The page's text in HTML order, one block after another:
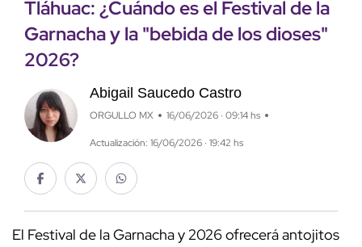
Tláhuac: ¿Cuándo es el Festival de la
Garnacha y la "bebida de los dioses"
2026?
Abigail Saucedo Castro
ORGULLO MX 16/06/2026 · 09:14 hs
Actualización: 16/06/2026 · 19:42 hs
El Festival de la Garnacha y 2026 ofrecerá antojitos